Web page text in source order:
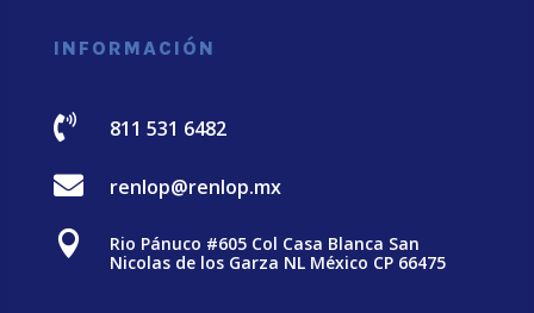
INFORMACIÓN
 811 531 6482
 renlop@renlop.mx

Rio Pánuco #605 Col Casa Blanca San
Nicolas de los Garza NL México CP 66475